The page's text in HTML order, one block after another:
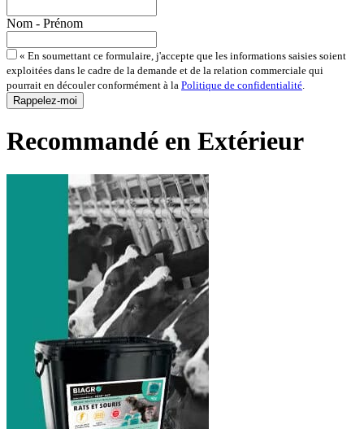
Nom - Prénom
« En soumettant ce formulaire, j'accepte que les informations saisies soient
exploitées dans le cadre de la demande et de la relation commerciale qui
pourrait en découler conformément à la Politique de confidentialité.
Recommandé en Extérieur